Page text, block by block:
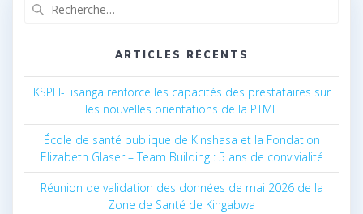
ARTICLES RÉCENTS
KSPH-Lisanga renforce les capacités des prestataires sur
les nouvelles orientations de la PTME
École de santé publique de Kinshasa et la Fondation
Elizabeth Glaser – Team Building : 5 ans de convivialité
Réunion de validation des données de mai 2026 de la
Zone de Santé de Kingabwa